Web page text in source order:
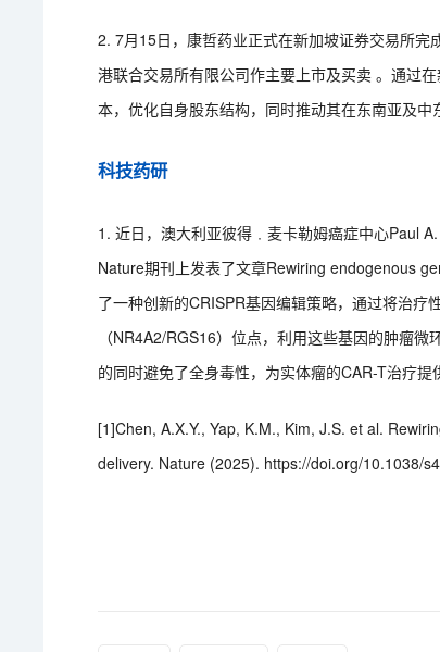
2. 7月15日，康哲药业正式在新加坡证券交易所
港联合交易所有限公司作主要上市及买卖 。通过
本，优化自身股东结构，同时推动其在东南亚及中
科技药研
1. 近日，澳大利亚彼得﹒麦卡勒姆癌症中心Paul
Nature期刊上发表了文章Rewiring endogenous
了一种创新的CRISPR基因编辑策略，通过将治疗
（NR4A2/RGS16）位点，利用这些基因的肿瘤
的同时避免了全身毒性，为实体瘤的CAR-T治疗提
[1]Chen, A.X.Y., Yap, K.M., Kim, J.S. et al.
delivery. Nature (2025). https://doi.org/10.1038/